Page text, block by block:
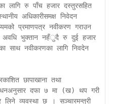
लागि रु पाँच हजार दस्तुरसहित
अधिकारीसमक्ष निवेदन
प्रमाणपत्र नवीकरण गराउन
अवधि भुक्तान नहँुदै रु दुई हजार
साथ नवीकरणका लागि निवदेन
छापाखाना तथा
दफा ७ मा (ख) थप गरी
लिने व्यवस्था छ । सञ्चारमन्त्री